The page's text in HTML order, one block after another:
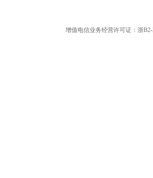
增值电信业务经营许可证：浙